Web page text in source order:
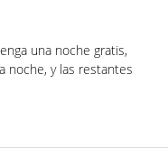
una noche gratis,
noche, y las restantes